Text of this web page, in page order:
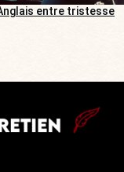
Anglais entre tristesse